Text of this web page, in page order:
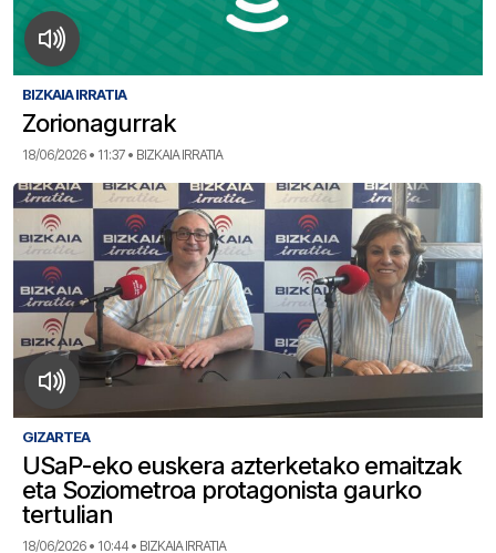
BIZKAIA IRRATIA
Zorionagurrak
18/06/2026 • 11:37 • BIZKAIA IRRATIA
GIZARTEA
USaP-eko euskera azterketako emaitzak
eta Soziometroa protagonista gaurko
tertulian
18/06/2026 • 10:44 • BIZKAIA IRRATIA